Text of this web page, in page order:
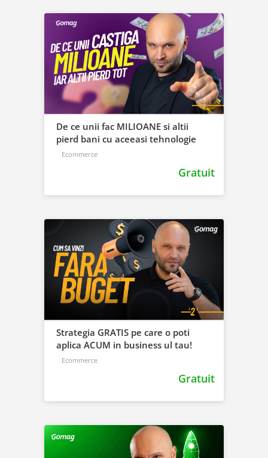
De ce unii fac MILIOANE si altii
pierd bani cu aceeasi tehnologie
Ecommerce
Gratuit
Strategia GRATIS pe care o poti
aplica ACUM in business ul tau!
Ecommerce
Gratuit